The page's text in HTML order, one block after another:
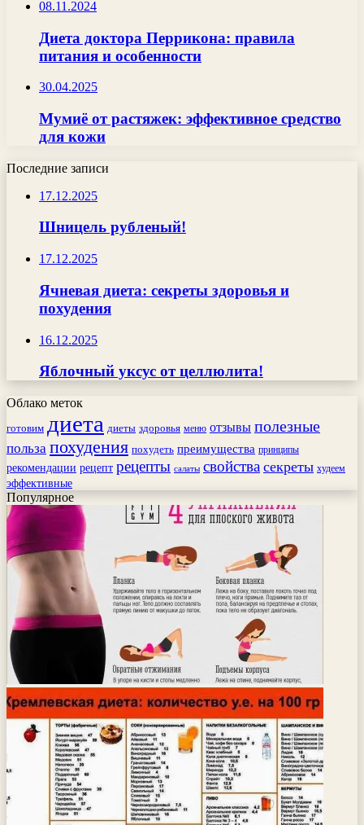
08.11.2024
Диета доктора Перрикона: правила
питания и особенности
30.04.2025
Мумиё от растяжек: эффективное средство
для кожи
Последние записи
17.12.2025
Шницель рубленый!
17.12.2025
Ячневая диета: секреты здоровья и
похудения
16.12.2025
Яблочный уксус от целлюлита!
Облако меток
готовим диета диеты здоровья меню отзывы полезные
польза похудения похудеть преимущества принципы
рекомендации рецепт рецепты салаты свойства секреты худеем
эффективные
Популярное